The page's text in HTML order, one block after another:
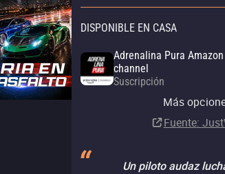
DISPONIBLE EN CASA
Adrenalina Pura Amazon
channel
Suscripción
Adrenalina Pura Apple
SuscripciónMás
Fuente:
Un piloto audaz